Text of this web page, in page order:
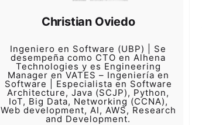
Christian Oviedo
Ingeniero en Software (UBP) | Se
desempeña como CTO en Alhena
Technologies y es Engineering
Manager en VATES – Ingeniería en
Software | Especialista en Software
Architecture, Java (SCJP), Python,
IoT, Big Data, Networking (CCNA),
Web development, AI, AWS, Research
and Development.